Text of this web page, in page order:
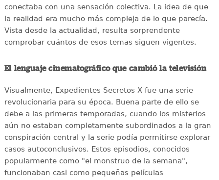
conectaba con una sensación colectiva. La idea de que
la realidad era mucho más compleja de lo que parecía.
Vista desde la actualidad, resulta sorprendente
comprobar cuántos de esos temas siguen vigentes.
El lenguaje cinematográfico que cambió la televisión
Visualmente, Expedientes Secretos X fue una serie
revolucionaria para su época. Buena parte de ello se
debe a las primeras temporadas, cuando los misterios
aún no estaban completamente subordinados a la gran
conspiración central y la serie podía permitirse explorar
casos autoconclusivos. Estos episodios, conocidos
popularmente como "el monstruo de la semana",
funcionaban casi como pequeñas películas